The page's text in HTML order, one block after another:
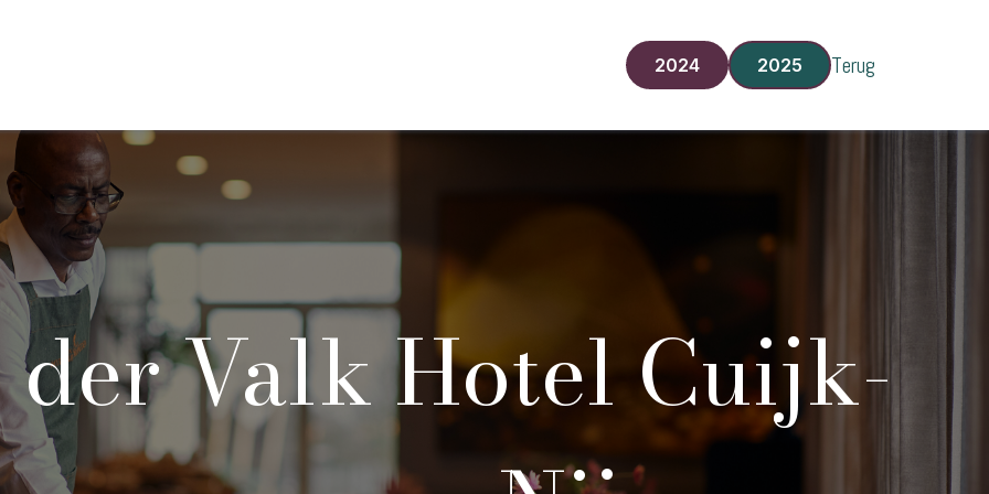
2024 2025 Terug
der Valk Hotel Cuijk-